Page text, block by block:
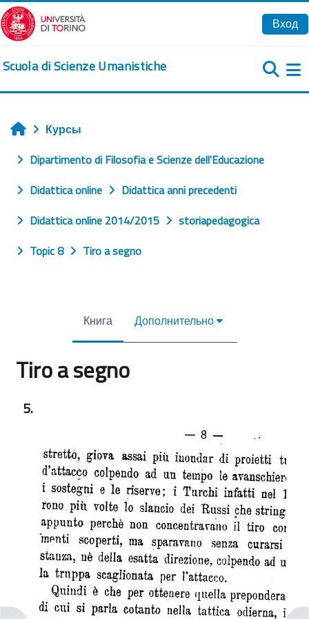
Перейти к основному содержанию
Вход
Scuola di Scienze Umanistiche
Главная
Курсы
Dipartimento di Filosofia e Scienze dell'Educazione
Didattica online
Didattica anni precedenti
Didattica online 2014/2015
storiapedagogica
Topic 8
Tiro a segno
Книга Дополнительно
Tiro a segno
5.